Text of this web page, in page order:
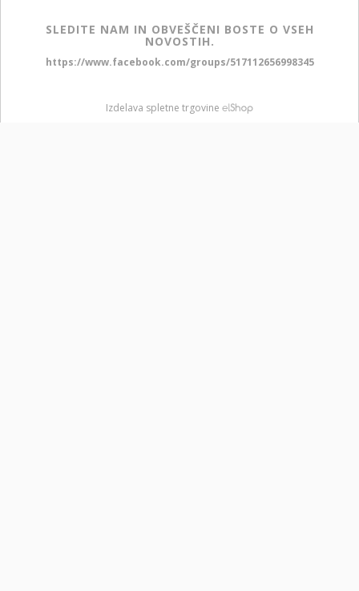
SLEDITE NAM IN OBVEŠČENI BOSTE O VSEH
NOVOSTIH.
https://www.facebook.com/groups/517112656998345
Izdelava spletne trgovine